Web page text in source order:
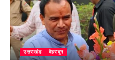
उत्तराखंड देहरादून